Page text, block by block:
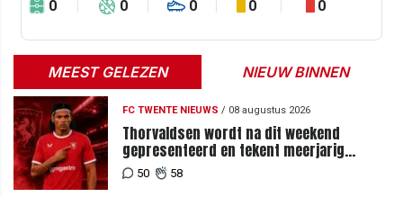
0 0 0 0 0
MEEST GELEZEN NIEUW BINNEN
FC TWENTE NIEUWS / 08 augustus 2026
Thorvaldsen wordt na dit weekend
gepresenteerd en tekent meerjarig
contract bij FC Twente
50 58